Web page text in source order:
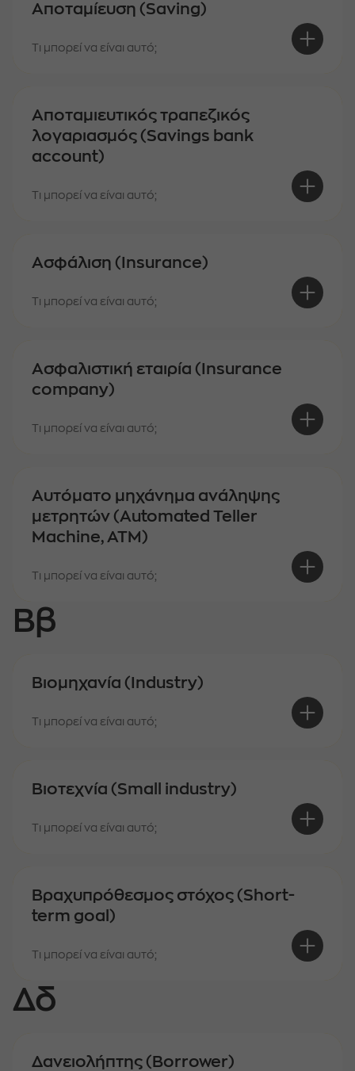
Αποταμίευση (Saving)
Τι μπορεί να είναι αυτό;
Αποταμιευτικός τραπεζικός
λογαριασμός (Savings bank
account)
Τι μπορεί να είναι αυτό;
Ασφάλιση (Insurance)
Τι μπορεί να είναι αυτό;
Ασφαλιστική εταιρία (Insurance
company)
Τι μπορεί να είναι αυτό;
Αυτόματο μηχάνημα ανάληψης
μετρητών (Automated Teller
Machine, ΑΤΜ)
Τι μπορεί να είναι αυτό;
Ββ
Βιομηχανία (Industry)
Τι μπορεί να είναι αυτό;
Βιοτεχνία (Small industry)
Τι μπορεί να είναι αυτό;
Βραχυπρόθεσμος στόχος (Short-
term goal)
Τι μπορεί να είναι αυτό;
Δδ
Δανειολήπτης (Borrower)